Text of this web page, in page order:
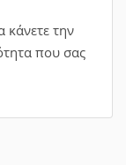
κάνετε την
που σας